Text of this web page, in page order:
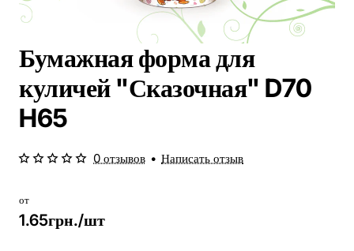
Бумажная форма для
куличей "Сказочная" D70
H65
0 отзывов • Написать отзыв
от
1.65грн./шт